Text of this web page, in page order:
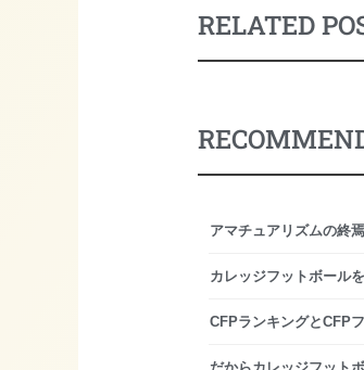
RELATED
アマチュアリズムの終
カレッジフットボール
CFPランキングとCFP